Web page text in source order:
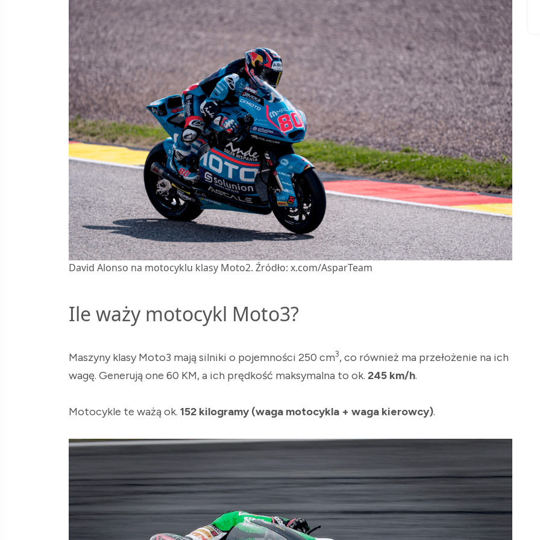
David Alonso na motocyklu klasy Moto2. Źródło: x.com/AsparTeam
Ile waży motocykl Moto3?
Maszyny klasy Moto3 mają silniki o pojemności 250 cm3, co również ma przełożenie na ich
wagę. Generują one 60 KM, a ich prędkość maksymalna to ok. 245 km/h.
Motocykle te ważą ok. 152 kilogramy (waga motocykla + waga kierowcy).